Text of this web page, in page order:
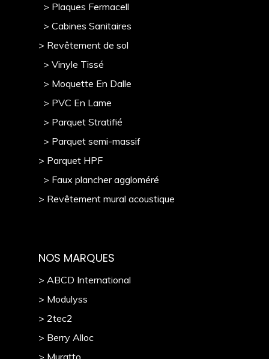
> Plaques Fermacell
> Cabines Sanitaires
> Revêtement de sol
> Vinyle Tissé
> Moquette En Dalle
> PVC En Lame
> Parquet Stratifié
> Parquet semi-massif
> Parquet HPF
> Faux plancher aggloméré
> Revêtement mural acoustique
NOS MARQUES
> ABCD International
> Modulyss
> 2tec2
> Berry Alloc